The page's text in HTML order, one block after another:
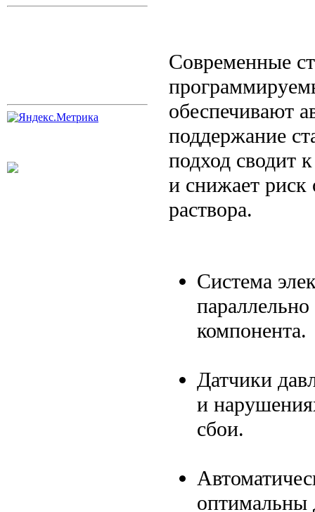
Современные
обеспечивают
поддержание
подход сводит
и снижает
раствора.
Система
компонента.
Датчики
и
сбои.
оптимальны